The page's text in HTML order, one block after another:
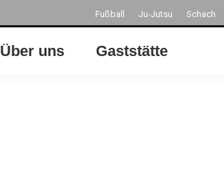
Fußball Ju-Jutsu Schach
Über uns Gaststätte